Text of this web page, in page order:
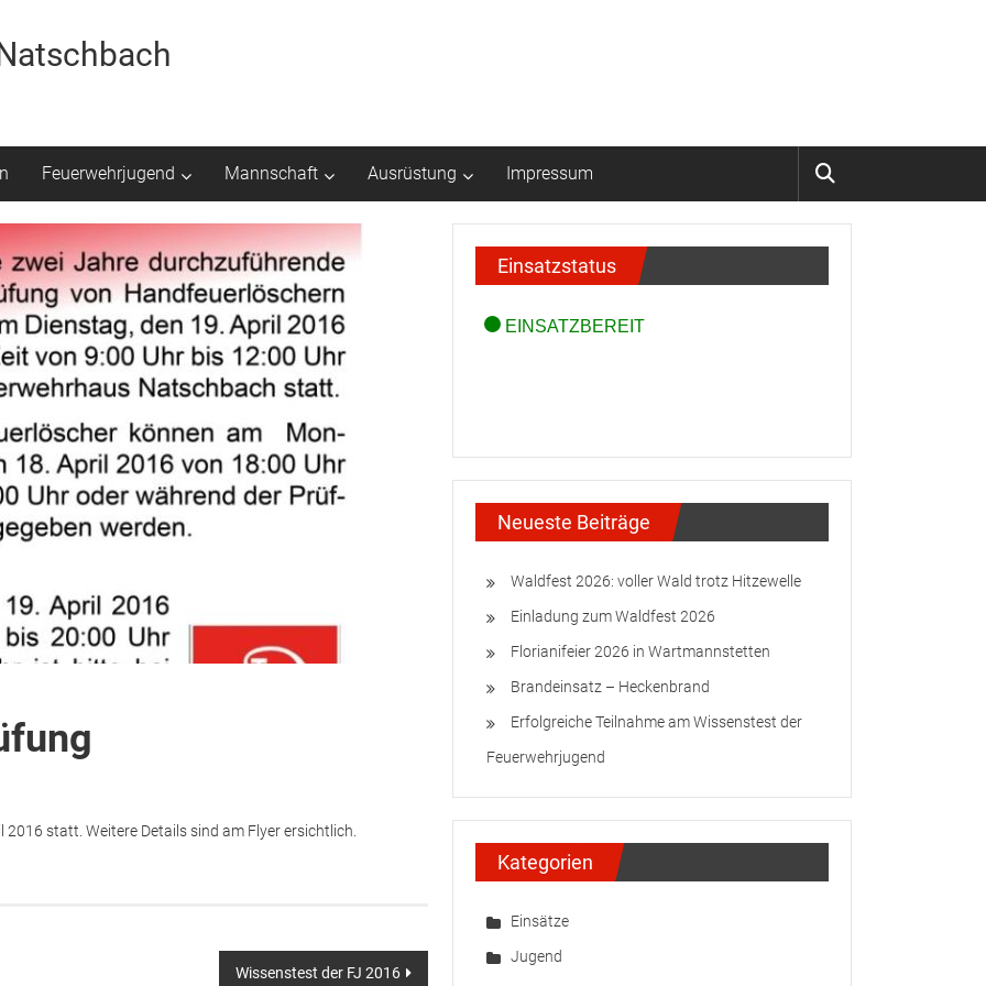
Feuerwehrjugend Mannschaft Ausrüstung Impressum
statt. Weitere Details sind am Flyer ersichtlich.
Wissenstest der FJ 2016
Einsatzstatus
Neueste Beiträge
Waldfest 2026: voller Wald trotz Hitzewelle
Einladung zum Waldfest 2026
Florianifeier 2026 in Wartmannstetten
Brandeinsatz – Heckenbrand
Erfolgreiche Teilnahme am Wissenstest der
Feuerwehrjugend
Kategorien
Einsätze
Jugend